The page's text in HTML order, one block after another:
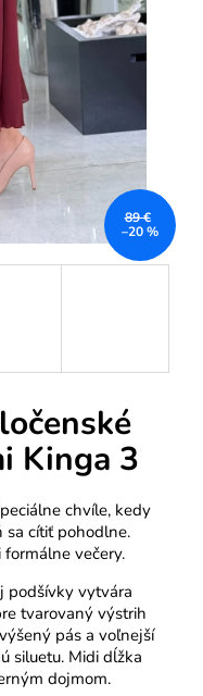
Kinga 3
chvíle, kedy
sa cítiť pohodlne.
večery.
podšívky vytvára
tvarovaný výstrih
pás a voľnejší
siluetu. Midi dĺžka
dojmom.
89 €
–20 %